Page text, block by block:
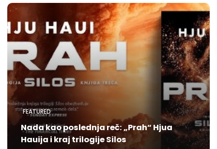
FEATURED
Nada kao poslednja reč: „Prah“ Hjua
Hauija i kraj trilogije Silos